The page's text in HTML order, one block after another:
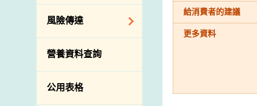
理
食物消費量調查
總膳食研究
有機食物
高風險食物
抗菌素耐藥性
物上的使用
屠房及疾病監測
宰前檢驗
宰後檢驗
結果
風險傳達
主題項目
項目及活動
營養資料查詢
公用表格
給消費者的建議
更多資料